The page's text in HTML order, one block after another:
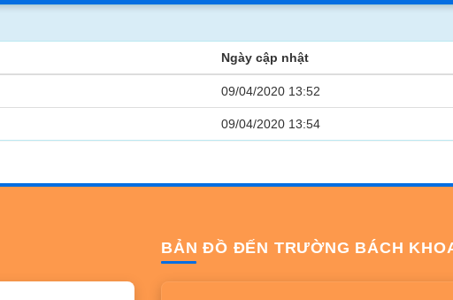
Ngày cập nhật
09/04/2020 13:52
09/04/2020 13:54
BẢN ĐỒ ĐẾN TRƯỜNG BÁCH